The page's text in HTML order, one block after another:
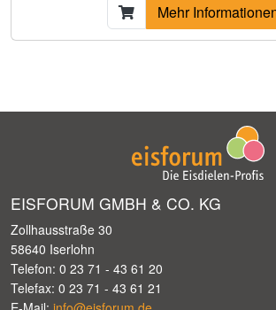
Mehr
EISFORUM GMBH & CO. KG
Zollhausstraße 30
58640 Iserlohn
Telefon: 0 23 71 - 43 61 20
Telefax: 0 23 71 - 43 61 21